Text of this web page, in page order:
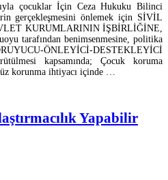
çocuklar İçin Ceza Hukuku Bilinci
gerçekleşmesini önlemek için SİVİL
KURUMLARININ İŞBİRLİĞİNE,
tarafından benimsenmesine, politika
ÖNLEYİCİ-DESTEKLEYİCİ
kapsamında; Çocuk koruma
korunma ihtiyacı içinde …
Yapabilir